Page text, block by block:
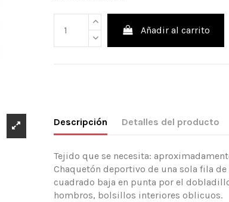
Añadir al carrito
Descripción Detalles del producto
Tejido que se necesita:
Chaquetón deportivo de una sola fila
cuadrado baja en punta por el
hombros, bolsillos interiores oblicuos.